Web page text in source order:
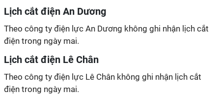
Lịch cắt điện An Dương
Theo công ty điện lực An Dương không ghi nhận lịch cắt
điện trong ngày mai.
Lịch cắt điện Lê Chân
Theo công ty điện lực Lê Chân không ghi nhận lịch cắt
điện trong ngày mai.